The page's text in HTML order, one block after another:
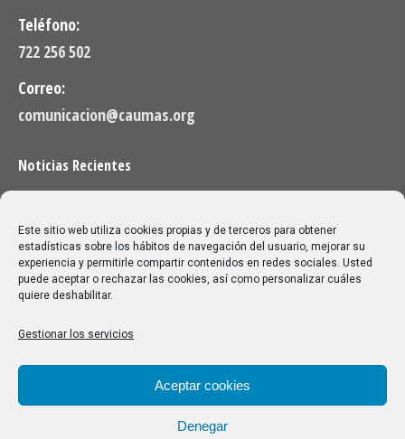
Este sitio web utiliza cookies propias y de terceros para obtener
estadísticas sobre los hábitos de navegación del usuario, mejorar su
experiencia y permitirle compartir contenidos en redes sociales. Usted
puede aceptar o rechazar las cookies, así como personalizar cuáles
quiere deshabilitar.
Gestionar los servicios
Aceptar cookies
Denegar
Teléfono:
722 256 502
Correo:
comunicacion@caumas.org
Noticias Recientes
Semana del 10 de agosto de 2026
06/08/2026
Melilla: una joya escondida para viajar sin prisa
Buscar
Buscar: